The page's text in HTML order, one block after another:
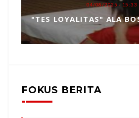
04/08/2025 - 15:33
FOKUS BERITA